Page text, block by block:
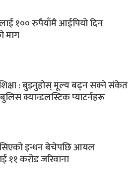
१०० रुपैयाँमै आईपियो दिन
माग
: बुझ्नुहोस् मूल्य बढ्न सक्ने संकेत
क्यान्डलस्टिक प्याटर्नहरू
इन्धन बेचेपछि आयल
११ करोड जरिवाना